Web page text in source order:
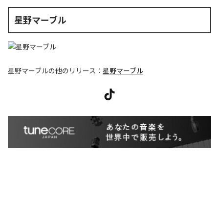
星野マーブル
星野マーブルの他のリリース： 星野マーブル